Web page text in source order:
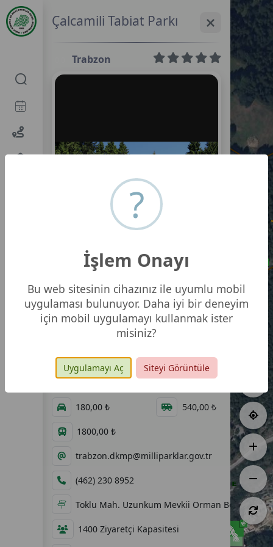
Çalcamili Tabiat Parkı
Trabzon
07:00 - 22:00 60,00 ₺
60,00 ₺ 120,00 ₺
180,00 ₺ 540,00 ₺
1800,00 ₺
trabzon.dkmp@milliparklar.gov.tr
(462) 230 8952
Toklu Mah. Uzunkum Mevkii Orman Bölge
1400 Ziyaretçi Kapasitesi
Çalcamili Tabiat Parkı
?
İşlem Onayı
Bu web sitesinin cihazınız ile uyumlu mobil
uygulaması bulunuyor. Daha iyi bir deneyim
için mobil uygulamayı kullanmak ister
misiniz?
Uygulamayı Aç Siteyi Görüntüle